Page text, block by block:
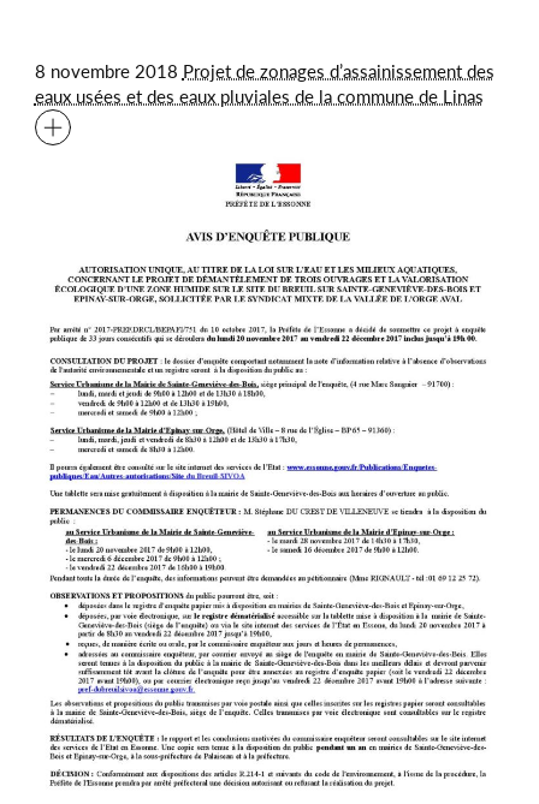
8 novembre 2018 Projet de zonages d’assainissement des
eaux usées et des eaux pluviales de la commune de Linas